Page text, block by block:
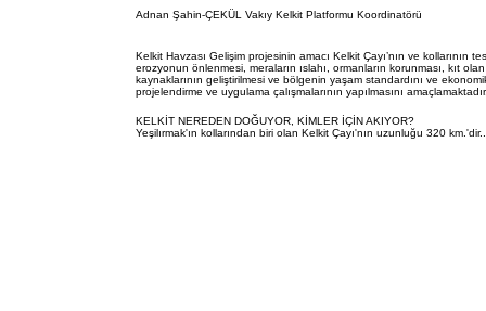
Adnan Şahin-ÇEKÜL Vakıy Kelkit Platformu Koordinatörü
Kelkit Havzası Gelişim projesinin amacı Kelkit Çayı’nın ve
erozyonun önlenmesi, meraların ıslahı, ormanların korunması, kıt
kaynaklarının geliştirilmesi ve bölgenin yaşam standardını ve
projelendirme ve uygulama çalışmalarının yapılmasını
KELKİT NEREDEN DOĞUYOR, KİMLER İÇİN AKIYOR?
Yeşilırmak'ın kollarından biri olan Kelkit Çayı'nın uzunluğu 320 km.'dir..